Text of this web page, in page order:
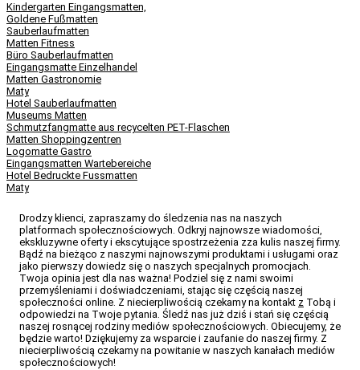
Kindergarten Eingangsmatten,
Goldene Fußmatten
Sauberlaufmatten
Matten Fitness
Büro Sauberlaufmatten
Eingangsmatte Einzelhandel
Matten Gastronomie
Maty
Hotel Sauberlaufmatten
Museums Matten
Schmutzfangmatte aus recycelten PET-Flaschen
Matten Shoppingzentren
Logomatte Gastro
Eingangsmatten Wartebereiche
Hotel Bedruckte Fussmatten
Maty
Drodzy klienci, zapraszamy do śledzenia nas na naszych
platformach społecznościowych. Odkryj najnowsze wiadomości,
ekskluzywne oferty i ekscytujące spostrzeżenia zza kulis naszej firmy.
Bądź na bieżąco z naszymi najnowszymi produktami i usługami oraz
jako pierwszy dowiedz się o naszych specjalnych promocjach.
Twoja opinia jest dla nas ważna! Podziel się z nami swoimi
przemyśleniami i doświadczeniami, stając się częścią naszej
społeczności online. Z niecierpliwością czekamy na kontakt z Tobą i
odpowiedzi na Twoje pytania. Śledź nas już dziś i stań się częścią
naszej rosnącej rodziny mediów społecznościowych. Obiecujemy, że
będzie warto! Dziękujemy za wsparcie i zaufanie do naszej firmy. Z
niecierpliwością czekamy na powitanie w naszych kanałach mediów
społecznościowych!